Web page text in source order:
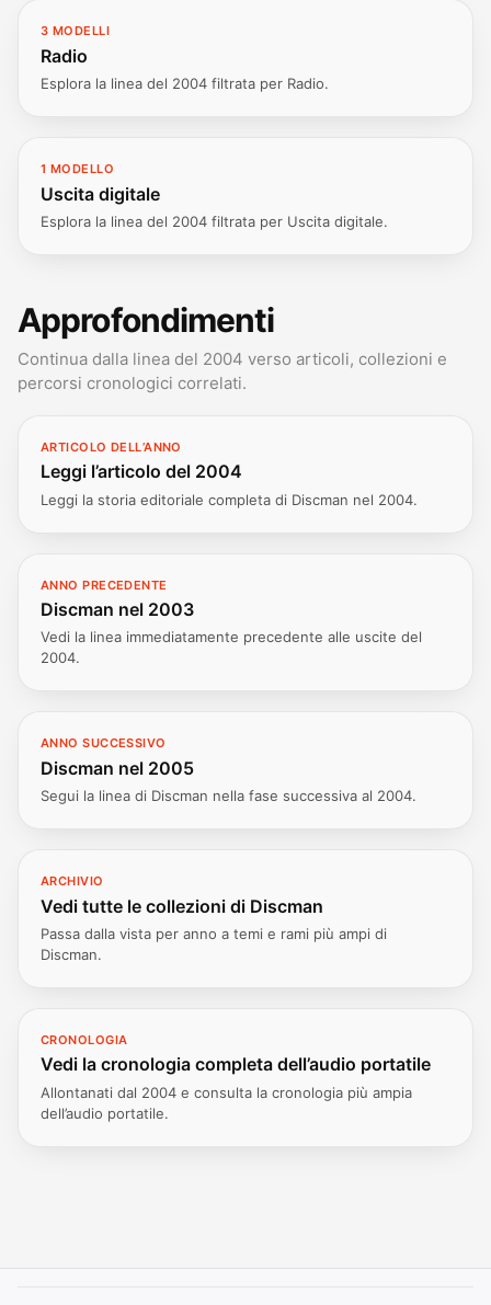
3 MODELLI
Radio
Esplora la linea del 2004 filtrata per Radio.
1 MODELLO
Uscita digitale
Esplora la linea del 2004 filtrata per Uscita digitale.
Approfondimenti
Continua dalla linea del 2004 verso articoli, collezioni e
percorsi cronologici correlati.
ARTICOLO DELL’ANNO
Leggi l’articolo del 2004
Leggi la storia editoriale completa di Discman nel 2004.
ANNO PRECEDENTE
Discman nel 2003
Vedi la linea immediatamente precedente alle uscite del
2004.
ANNO SUCCESSIVO
Discman nel 2005
Segui la linea di Discman nella fase successiva al 2004.
ARCHIVIO
Vedi tutte le collezioni di Discman
Passa dalla vista per anno a temi e rami più ampi di
Discman.
CRONOLOGIA
Vedi la cronologia completa dell’audio portatile
Allontanati dal 2004 e consulta la cronologia più ampia
dell’audio portatile.